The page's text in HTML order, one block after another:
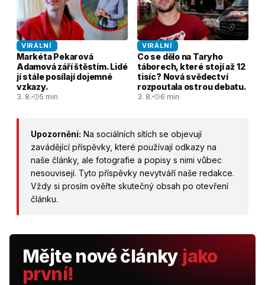
VIRÁLNÍ
Markéta Pekarová
Adamová září štěstím. Lidé
jí stále posílají dojemné
vzkazy.
3. 8. 5 min
VIRÁLNÍ
Co se dělo na Taryho
táborech, které stojí až 12
tisíc? Nová svědectví
rozpoutala ostrou debatu.
3. 8. 6 min
Upozornění: Na sociálních sítích se objevují
zavádějící příspěvky, které používají odkazy na
naše články, ale fotografie a popisy s nimi vůbec
nesouvisejí. Tyto příspěvky nevytváří naše redakce.
Vždy si prosím ověřte skutečný obsah po otevření
článku.
Mějte nové články jako
první!